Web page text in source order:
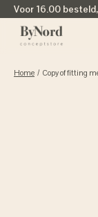
Voor 16.00
Home / Copy of fitting